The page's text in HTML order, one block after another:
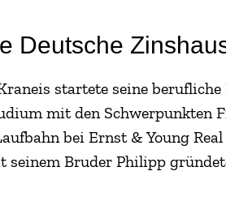
Deutsche
startete seine
mit den Schwerpunkten
bei Ernst & Young
seinem Bruder Philipp